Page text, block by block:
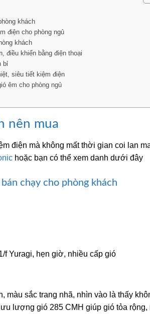
khách
điện cho phòng ngủ
khách
điều khiển bằng điện thoại
bỉ
siêu tiết kiệm điện
êm cho phòng ngủ
nên mua
điện mà không mất thời gian coi lan
hoặc bạn có thể xem danh dưới đây
chạy cho phòng khách
f Yuragi, hẹn giờ, nhiều cấp gió
màu sắc trang nhã, nhìn vào là thấy
lượng gió 285 CMH giúp gió tỏa rộng,